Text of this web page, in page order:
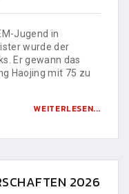
Jugend in
wurde der
Er gewann das
Haojing mit 75 zu
WEITERLESEN...
2026